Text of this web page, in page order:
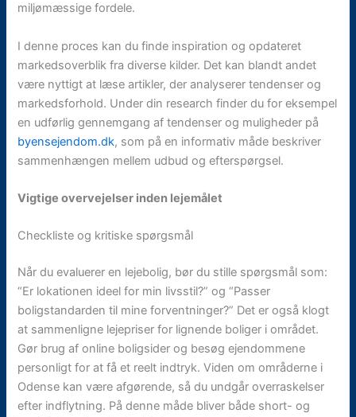
miljømæssige fordele.
I denne proces kan du finde inspiration og opdateret
markedsoverblik fra diverse kilder. Det kan blandt andet
være nyttigt at læse artikler, der analyserer tendenser og
markedsforhold. Under din research finder du for eksempel
en udførlig gennemgang af tendenser og muligheder på
byensejendom.dk, som på en informativ måde beskriver
sammenhængen mellem udbud og efterspørgsel.
Vigtige overvejelser inden lejemålet
Checkliste og kritiske spørgsmål
Når du evaluerer en lejebolig, bør du stille spørgsmål som:
“Er lokationen ideel for min livsstil?” og “Passer
boligstandarden til mine forventninger?” Det er også klogt
at sammenligne lejepriser for lignende boliger i området.
Gør brug af online boligsider og besøg ejendommene
personligt for at få et reelt indtryk. Viden om områderne i
Odense kan være afgørende, så du undgår overraskelser
efter indflytning. På denne måde bliver både short- og